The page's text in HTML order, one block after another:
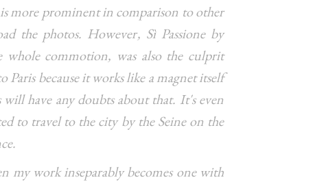
more prominent in comparison to other
the photos. However, Sì Passione by
commotion, was also the culprit
Paris because it works like a magnet itself
have any doubts about that. It's even
to travel to the city by the Seine on the
my work inseparably becomes one with